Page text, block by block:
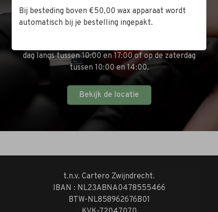
Naast de online shop hebben wij ook een fysieke
dag langs tussen 10:00 en 17:00 of op de zaterdag
tussen 10:00 en 14:00.
Bekijk de locatie
t.n.v. Cartero Zwijndrecht.
IBAN : NL23ABNA0478555466
BTW-NL858962676B01
Bij besteding boven €50,00 wax apparaat wordt
automatisch bij je bestelling ingepakt.